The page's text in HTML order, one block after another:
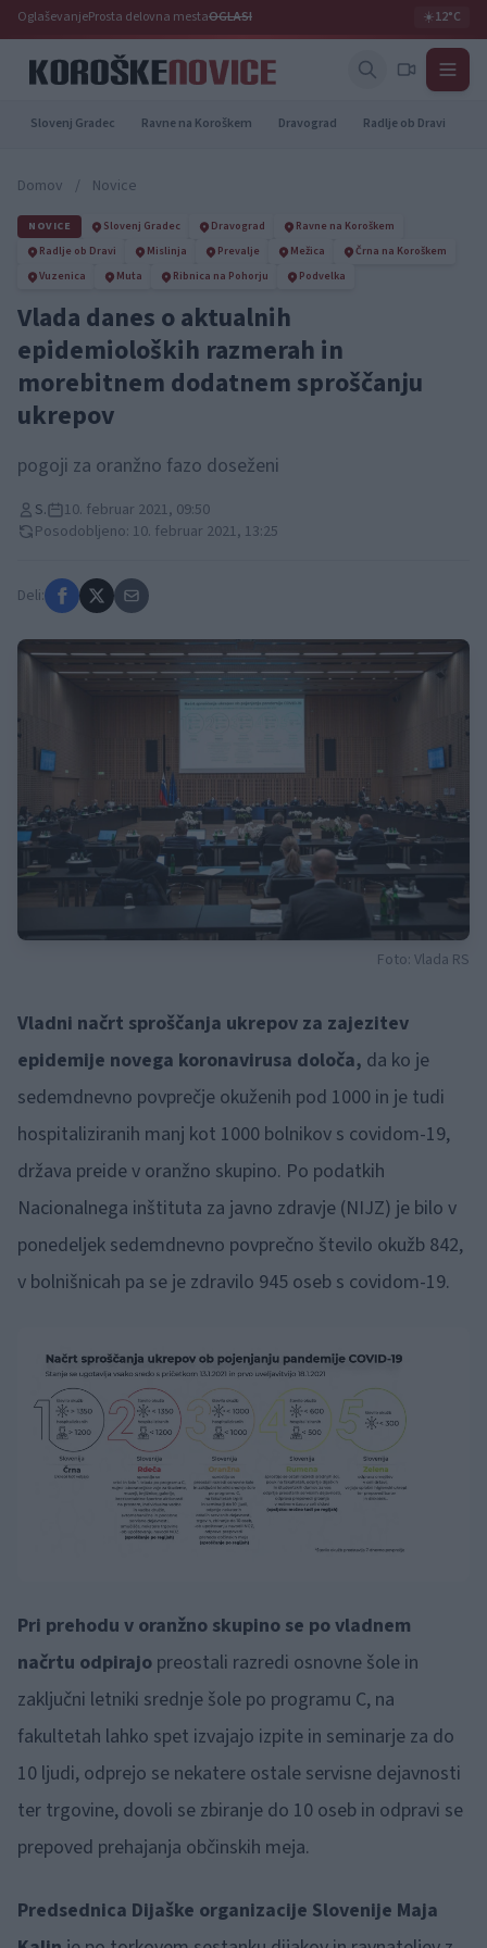
OglaševanjeProsta delovna mestaOGLASI ☀️12°C
Slovenj Gradec Ravne na Koroškem Dravograd Radlje ob Dravi
Domov / Novice
NOVICE Slovenj Gradec Dravograd
Ravne na Koroškem
Radlje ob Dravi
Mislinja Prevalje Mežica
Črna na Koroškem
Vuzenica
Muta Ribnica na Pohorju Podvelka
Vlada danes o aktualnih
epidemioloških razmerah in
morebitnem dodatnem sproščanju
ukrepov
pogoji za oranžno fazo doseženi
S.
10. februar 2021, 09:50
Posodobljeno: 10. februar 2021, 13:25
Deli:
Foto: Vlada RS
Vladni načrt sproščanja ukrepov za zajezitev
epidemije novega koronavirusa določa, da ko je
sedemdnevno povprečje okuženih pod 1000 in je tudi
hospitaliziranih manj kot 1000 bolnikov s covidom-19,
država preide v oranžno skupino. Po podatkih
Nacionalnega inštituta za javno zdravje (NIJZ) je bilo v
ponedeljek sedemdnevno povprečno število okužb 842,
v bolnišnicah pa se je zdravilo 945 oseb s covidom-19.
Pri prehodu v oranžno skupino se po vladnem
načrtu odpirajo preostali razredi osnovne šole in
zaključni letniki srednje šole po programu C, na
fakultetah lahko spet izvajajo izpite in seminarje za do
10 ljudi, odprejo se nekatere ostale servisne dejavnosti
ter trgovine, dovoli se zbiranje do 10 oseb in odpravi se
prepoved prehajanja občinskih meja.
Predsednica Dijaške organizacije Slovenije Maja